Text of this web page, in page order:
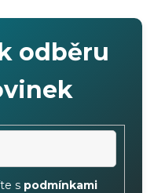
odběru
s podmínkami